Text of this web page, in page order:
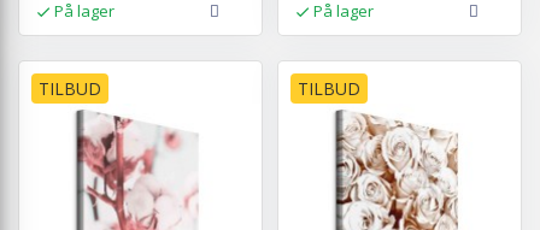
På lager På lager
TILBUD TILBUD